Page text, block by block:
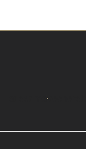
Lancer ma recherche